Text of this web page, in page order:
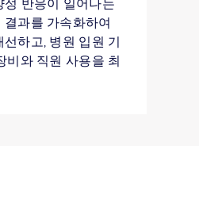
성 반응이 일어나는
결과를 가속화하여
하고, 병원 입원 기
비와 직원 사용을 최